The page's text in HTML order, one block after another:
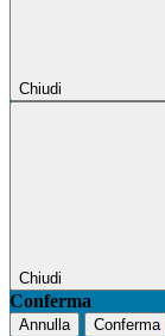
Chiudi
Chiudi
Conferma
Annulla Conferma